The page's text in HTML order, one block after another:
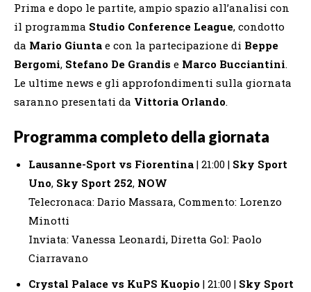
Prima e dopo le partite, ampio spazio all’analisi con
il programma Studio Conference League, condotto
da Mario Giunta e con la partecipazione di Beppe
Bergomi, Stefano De Grandis e Marco Bucciantini.
Le ultime news e gli approfondimenti sulla giornata
saranno presentati da Vittoria Orlando.
Programma completo della giornata
Lausanne-Sport vs Fiorentina | 21:00 | Sky Sport
Uno, Sky Sport 252, NOW
Telecronaca: Dario Massara, Commento: Lorenzo
Minotti
Inviata: Vanessa Leonardi, Diretta Gol: Paolo
Ciarravano
Crystal Palace vs KuPS Kuopio | 21:00 | Sky Sport